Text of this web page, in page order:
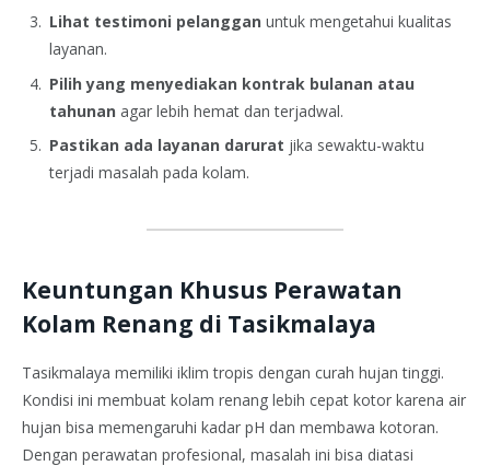
Lihat testimoni pelanggan untuk mengetahui kualitas
layanan.
Pilih yang menyediakan kontrak bulanan atau
tahunan agar lebih hemat dan terjadwal.
Pastikan ada layanan darurat jika sewaktu-waktu
terjadi masalah pada kolam.
Keuntungan Khusus Perawatan
Kolam Renang di Tasikmalaya
Tasikmalaya memiliki iklim tropis dengan curah hujan tinggi.
Kondisi ini membuat kolam renang lebih cepat kotor karena air
hujan bisa memengaruhi kadar pH dan membawa kotoran.
Dengan perawatan profesional, masalah ini bisa diatasi